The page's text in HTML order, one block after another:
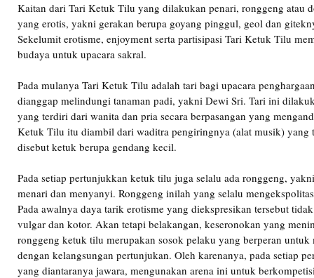
Kaitan dari Tari Ketuk Tilu yang dilakukan penari, ronggeng atau
yang erotis, yakni gerakan berupa goyang pinggul, geol dan
Sekelumit erotisme, enjoyment serta partisipasi Tari Ketuk Tilu
budaya untuk upacara sakral.
Pada mulanya Tari Ketuk Tilu adalah tari bagi upacara
dianggap melindungi tanaman padi, yakni Dewi Sri. Tari ini
yang terdiri dari wanita dan pria secara berpasangan yang
Ketuk Tilu itu diambil dari waditra pengiringnya (alat musik) yang
disebut ketuk berupa gendang kecil.
Pada setiap pertunjukkan ketuk tilu juga selalu ada ronggeng,
menari dan menyanyi. Ronggeng inilah yang selalu
Pada awalnya daya tarik erotisme yang diekspresikan tersebut
vulgar dan kotor. Akan tetapi belakangan, keseronokan yang
ronggeng ketuk tilu merupakan sosok pelaku yang berperan
dengan kelangsungan pertunjukan. Oleh karenanya, pada setiap
yang diantaranya jawara, mengunakan arena ini untuk